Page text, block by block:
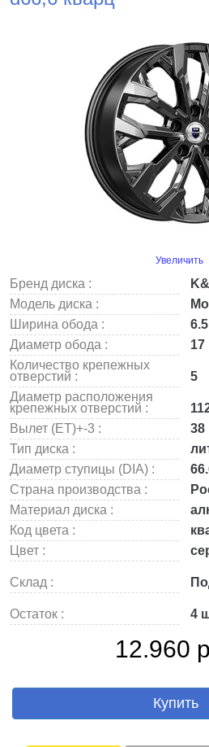
Увеличить
Бренд диска :
Модель диска :
Ширина обода :
6.5
Диаметр обода :
17
Количество крепежных
отверстий :
5
Диаметр расположения
крепежных отверстий :
Вылет (ET)+-3 :
38
Тип диска :
Диаметр ступицы (DIA) :
Страна производства :
Материал диска :
Код цвета :
Цвет :
Склад :
Остаток : 4
12.960